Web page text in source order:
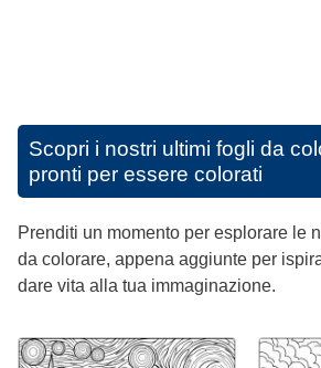
Scopri i nostri ultimi fogli da
pronti per essere colorati
Prenditi un momento per esplorare le
da colorare, appena aggiunte per
dare vita alla tua immaginazione.